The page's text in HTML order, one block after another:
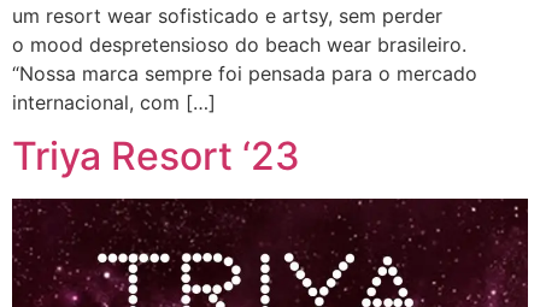
um resort wear sofisticado e artsy, sem perder
o mood despretensioso do beach wear brasileiro.
“Nossa marca sempre foi pensada para o mercado
internacional, com […]
Triya Resort ‘23